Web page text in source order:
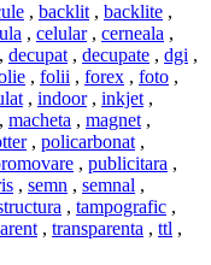
, backlit , backlite ,
, celular, cerneala ,
, decupat , decupate , dgi ,
, folii , forex , foto ,
, indoor, inkjet ,
, macheta , magnet ,
, policarbonat ,
, publicitara ,
, semn , semnal ,
, tampografic ,
, transparenta , ttl ,